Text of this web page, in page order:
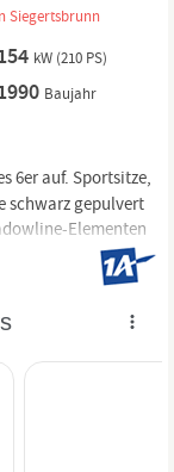
Siegertsbrunn
kW (210 PS)
Baujahr
6er auf. Sportsitze,
schwarz gepulvert
Elementen
machen
auf der